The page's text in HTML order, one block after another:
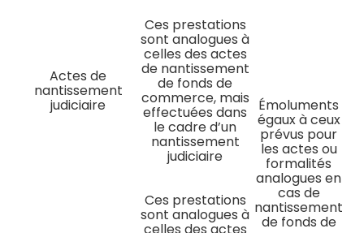
Émoluments
égaux à ceux
prévus pour
les actes ou
formalités
analogues en
cas de
nantissement
de fonds de
Actes de
nantissement
judiciaire
Ces prestations
sont analogues à
celles des actes
de nantissement
de fonds de
commerce, mais
effectuées dans
le cadre d’un
nantissement
judiciaire
Ces prestations
sont analogues à